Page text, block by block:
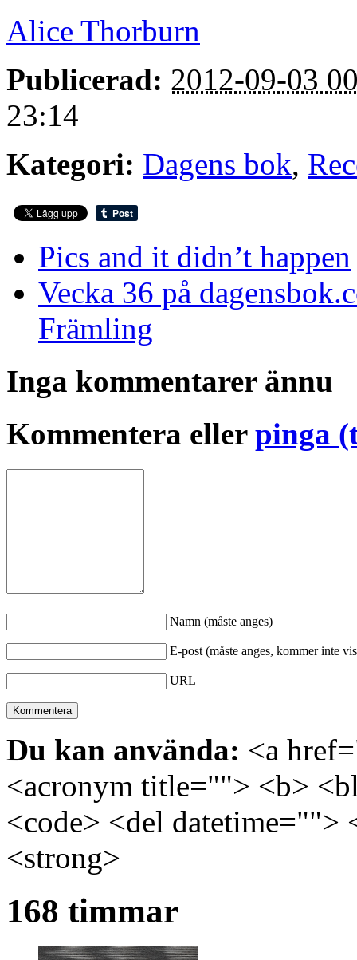
Alice Thorburn
Publicerad: 2012-09-03
23:14
Kategori: Dagens bok,
Pics and it didn’t happen
Vecka 36 på
Främling
Inga kommentarer ännu
Kommentera eller pinga
Namn (måste anges)
E-post (måste anges, kommer inte
URL
Du kan använda: <a
<acronym title=""> <b>
<code> <del
<strong>
168 timmar